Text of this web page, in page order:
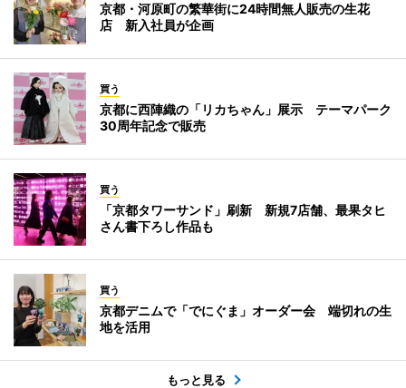
京都・河原町の繁華街に24時間無人販売の生花
店 新入社員が企画
買う
京都に西陣織の「リカちゃん」展示 テーマパーク
30周年記念で販売
買う
「京都タワーサンド」刷新 新規7店舗、最果タヒ
さん書下ろし作品も
買う
京都デニムで「でにぐま」オーダー会 端切れの生
地を活用
もっと見る